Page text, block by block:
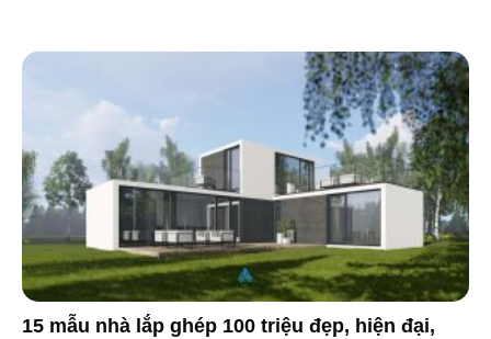
15 mẫu nhà lắp ghép 100 triệu đẹp, hiện đại,